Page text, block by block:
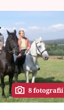
8 fotografií